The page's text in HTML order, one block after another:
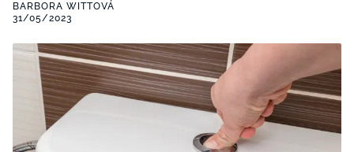
Všechny kategorie
Seberozvoj
Všechny kategorie
Životní styl
ZÁBAVA
Všechny kategorie
Testy a kvízy
BYDLENÍ
Všechny kategorie
BARBORA WITTOVÁ
31/05/2023